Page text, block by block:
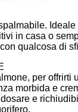
in casa o
qualcosa di
per offrirti
morbida e
e